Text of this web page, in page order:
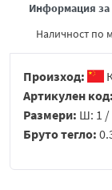
Информация за
Наличност по
Произход:
Артикулен код:
Размери: Ш: 1 /
Бруто тегло: